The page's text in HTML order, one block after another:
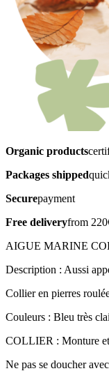
Organic products
Packages shipped
Securepayment
Free deliveryfrom
AIGUE MARINE
Description : Aussi
Collier en pierres
Couleurs : Bleu très
COLLIER : Monture et
Ne pas se doucher